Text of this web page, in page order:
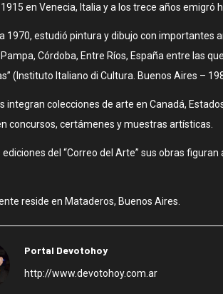
1915 en Venecia, Italia y a los trece años
1970, estudió pintura y dibujo con importantes
Córdoba, Entre Ríos, España entre las
(Instituto Italiano di Cultura. Buenos Aires –
integran colecciones de arte en Canadá,
concursos, certámenes y muestras artísticas.
ediciones del “Correo del Arte” sus obras
reside en Mataderos, Buenos Aires.
Portal Devotohoy
http://www.devotohoy.com.ar